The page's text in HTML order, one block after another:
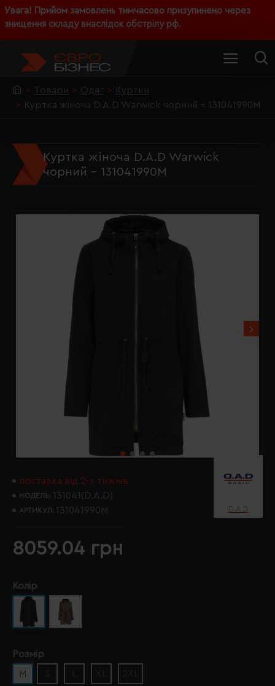
Увага! Прийом замовлень тимчасово призупинено через
знищення складу внаслідок обстрілу рф.
Товари Одяг
Куртки
Куртка жіноча D.A.D Warwick чорний - 131041990M
Куртка жіноча D.A.D Warwick
чорний - 131041990M
поставка від 2-х тижнів
МОДЕЛЬ: 131041(D.A.D)
АРТИКУЛ: 131041990M D.A.D
8059.04 грн
Колір
Розмір
M